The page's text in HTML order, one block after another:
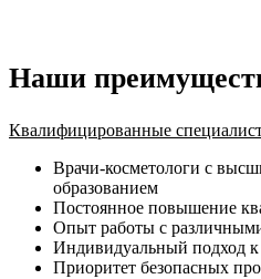
Наши
Квалифицированные
Врачи-косметологи с
образованием
Постоянное повышение
Опыт работы с
Индивидуальный подход
Приоритет безопасных